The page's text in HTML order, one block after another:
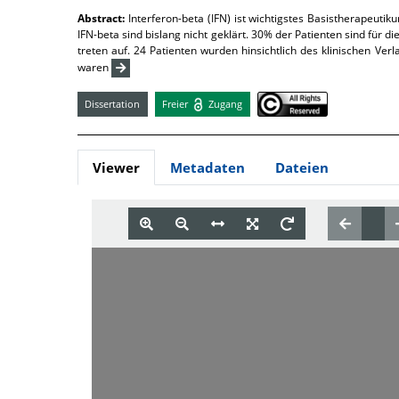
Abstract: Interferon-beta (IFN) ist wichtigstes
IFN-beta sind bislang nicht geklärt. 30% der Patienten sind für
treten auf. 24 Patienten wurden hinsichtlich des klinischen
waren
Dissertation Freier Zugang
Viewer Metadaten Dateien